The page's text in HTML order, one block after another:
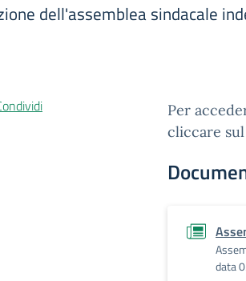
dell'assemblea sindacale
Per
cliccare
data